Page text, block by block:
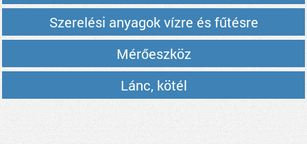
Szerelési anyagok vízre és fűtésre
Mérőeszköz
Lánc, kötél